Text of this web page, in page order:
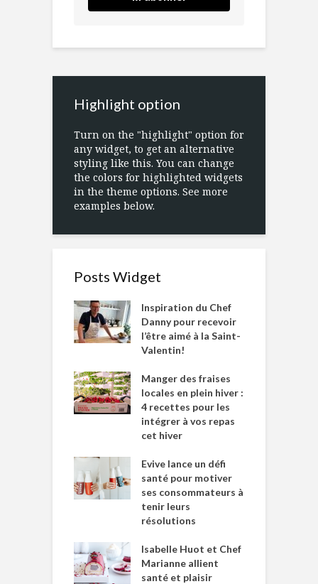
Highlight option
Turn on the "highlight" option for
any widget, to get an alternative
styling like this. You can change
the colors for highlighted widgets
in the theme options. See more
examples below.
Posts Widget
Inspiration du Chef
Danny pour recevoir
l’être aimé à la Saint-
Valentin!
Manger des fraises
locales en plein hiver :
4 recettes pour les
intégrer à vos repas
cet hiver
Evive lance un défi
santé pour motiver
ses consommateurs à
tenir leurs
résolutions
Isabelle Huot et Chef
Marianne allient
santé et plaisir